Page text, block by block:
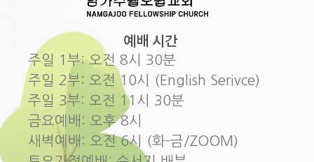
예배 시간
주일 1부: 오전 8시 30분
주일 2부: 오전 10시 (English Serivce)
주일 3부: 오전 11시 30분
금요예배: 오후 8시
새벽예배: 오전 6시 (화-금/ZOOM)